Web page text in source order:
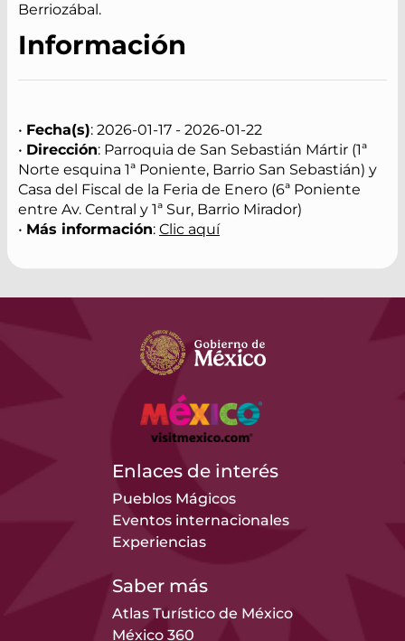
Berriozábal.
Información
• Fecha(s): 2026-01-17 - 2026-01-22
• Dirección: Parroquia de San Sebastián Mártir (1ª
Norte esquina 1ª Poniente, Barrio San Sebastián) y
Casa del Fiscal de la Feria de Enero (6ª Poniente
entre Av. Central y 1ª Sur, Barrio Mirador)
• Más información: Clic aquí
Enlaces de interés
Pueblos Mágicos
Eventos internacionales
Experiencias
Saber más
Atlas Turístico de México
México 360